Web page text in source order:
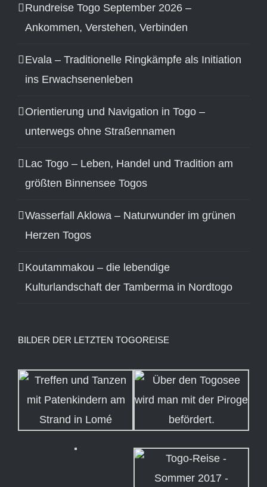
Rundreise Togo September 2026 –
Ankommen, Verstehen, Verbinden
Evala – Traditionelle Ringkämpfe als Initiation
ins Erwachsenenleben
Orientierung und Navigation in Togo –
unterwegs ohne Straßennamen
Lac Togo – Leben, Handel und Tradition am
größten Binnensee Togos
Wasserfall Aklowa – Naturwunder im grünen
Herzen Togos
Koutammakou – die lebendige
Kulturlandschaft der Tamberma in Nordtogo
BILDER DER LETZTEN TOGOREISE